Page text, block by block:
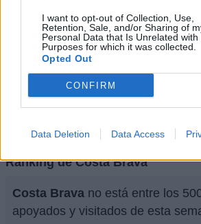
I want to opt-out of Collection, Use,
Retention, Sale, and/or Sharing of
Personal Data that Is Unrelated with
Purposes for which it was collected.
Opted Out
CONFIRM
Data Deletion Data Access
Biografía Ranking Foro
Biografía de Costa Brava
La Fascinante Historia de Costa
del Pop Español
Ranking de Costa Brava
Costa Brava no está entre los
apoyados y visitados de esta